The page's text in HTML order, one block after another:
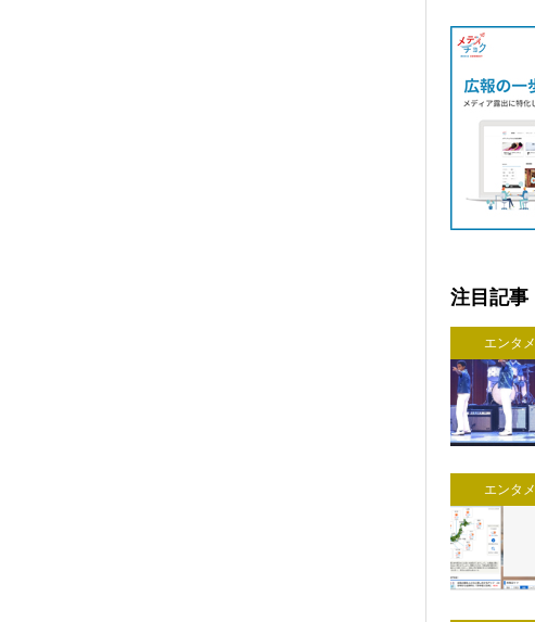
注目記事
エンタメ
エンタメ